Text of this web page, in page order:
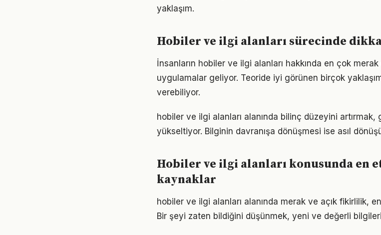
yaklaşım.
Hobiler ve ilgi alanları sürecinde
İnsanların hobiler ve ilgi alanları hakkında en çok
uygulamalar geliyor. Teoride iyi görünen birçok
verebiliyor.
hobiler ve ilgi alanları alanında bilinç düzeyini
yükseltiyor. Bilginin davranışa dönüşmesi ise asıl
Hobiler ve ilgi alanları konusunda en
kaynaklar
hobiler ve ilgi alanları alanında merak ve açık fikirlilik,
Bir şeyi zaten bildiğini düşünmek, yeni ve değerli